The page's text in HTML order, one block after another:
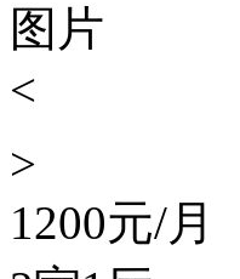
图片
<
>
1200元/月